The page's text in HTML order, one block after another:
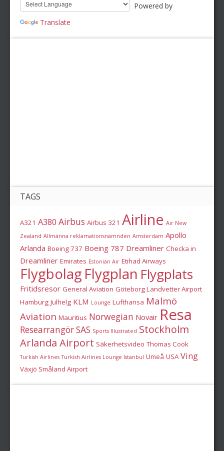
Powered by
Translate
TAGS
A321 A380 Airbus Airbus 321 Airline Air New
Zealand Allmänna reklamationsnämnden Amsterdam Apollo
Arlanda Boeing 737 Boeing 787 Dreamliner Checka in
Dreamliner Emirates Estonian Air Etihad Airways
Flygbolag Flygplan Flygplats
Fritidsresor General Aviation Göteborg Landvetter Airport
Hamburg Julhelg KLM Lounge Lufthansa Malmö
Aviation Mauritius Norwegian Novair Resa
ResearrangörSAS Sports Illustrated Stockholm
Arlanda Airport Säkerhetsvideo Thomas Cook
Turkish Airlines Turkish Airlines Lounge Istanbul Umeå USA Ving
Växjö Småland Airport